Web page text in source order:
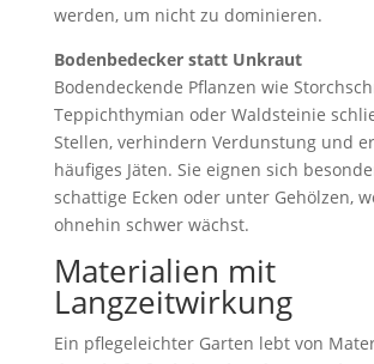
werden, um nicht zu dominieren.
Bodenbedecker statt Unkraut
Bodendeckende Pflanzen wie
Teppichthymian oder Waldsteinie
Stellen, verhindern Verdunstung und
häufiges Jäten. Sie eignen sich
schattige Ecken oder unter Gehölzen,
ohnehin schwer wächst.
Materialien mit
Langzeitwirkung
Ein pflegeleichter Garten lebt von